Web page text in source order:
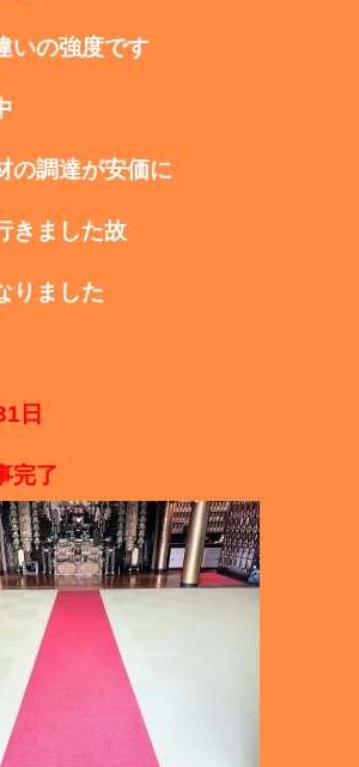
いの強度です
の調達が安価に
きました故
りました
日
完了